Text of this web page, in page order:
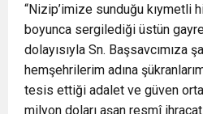
“Nizip’imize sunduğu kıymetli
boyunca sergilediği üstün
dolayısıyla Sn. Başsavcımıza
hemşehrilerim adına
tesis ettiği adalet ve güven
milyon doları aşan resmî